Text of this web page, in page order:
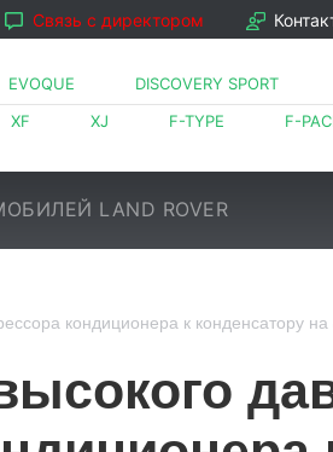
Связь с директором
DISCOVERY SPORT
EVOQUE
F-
F-TYPE
XJ
XF
LAND ROVER
кондиционера к конденсатору